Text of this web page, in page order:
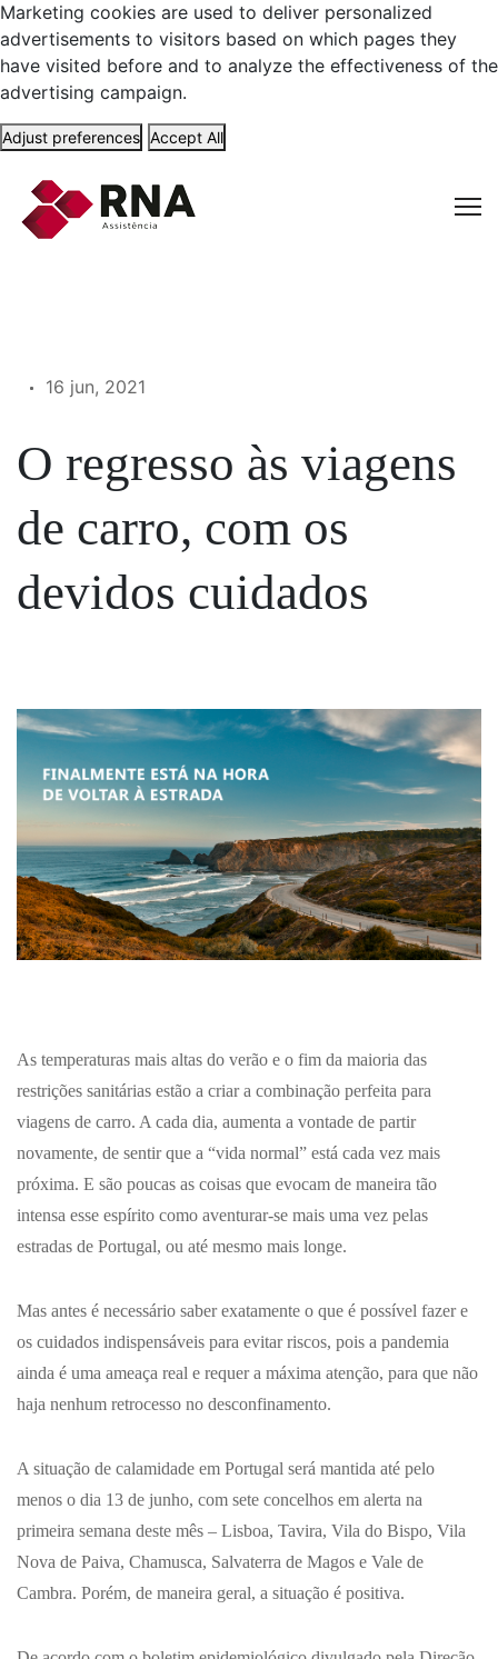
Marketing cookies are used to deliver personalized
advertisements to visitors based on which pages they
have visited before and to analyze the effectiveness of the
advertising campaign.
Adjust preferences Accept All
16 jun, 2021
O regresso às viagens
de carro, com os
devidos cuidados
As temperaturas mais altas do verão e o fim da maioria das
restrições sanitárias estão a criar a combinação perfeita para
viagens de carro. A cada dia, aumenta a vontade de partir
novamente, de sentir que a “vida normal” está cada vez mais
próxima. E são poucas as coisas que evocam de maneira tão
intensa esse espírito como aventurar-se mais uma vez pelas
estradas de Portugal, ou até mesmo mais longe.
Mas antes é necessário saber exatamente o que é possível fazer e
os cuidados indispensáveis para evitar riscos, pois a pandemia
ainda é uma ameaça real e requer a máxima atenção, para que não
haja nenhum retrocesso no desconfinamento.
A situação de calamidade em Portugal será mantida até pelo
menos o dia 13 de junho, com sete concelhos em alerta na
primeira semana deste mês – Lisboa, Tavira, Vila do Bispo, Vila
Nova de Paiva, Chamusca, Salvaterra de Magos e Vale de
Cambra. Porém, de maneira geral, a situação é positiva.